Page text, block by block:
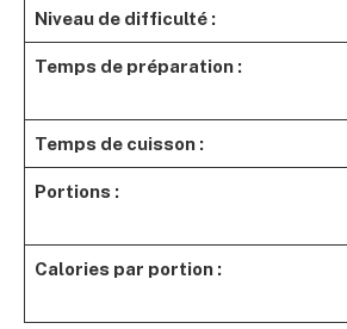
Niveau de difficulté :
Temps de préparation :
Temps de cuisson :
Portions :
Calories par portion :